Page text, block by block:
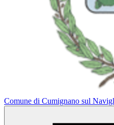
Comune di Cumignano sul